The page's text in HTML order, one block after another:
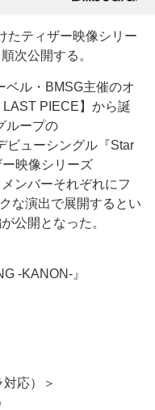
たティザー映像シリー
次公開する。
ル・BMSG主催のオ
PIECE】から誕
ループの
ビューシングル『Star
映像シリーズ
ンバーそれぞれにフ
な演出で展開するとい
公開となった。
-KANON-』
応）＞